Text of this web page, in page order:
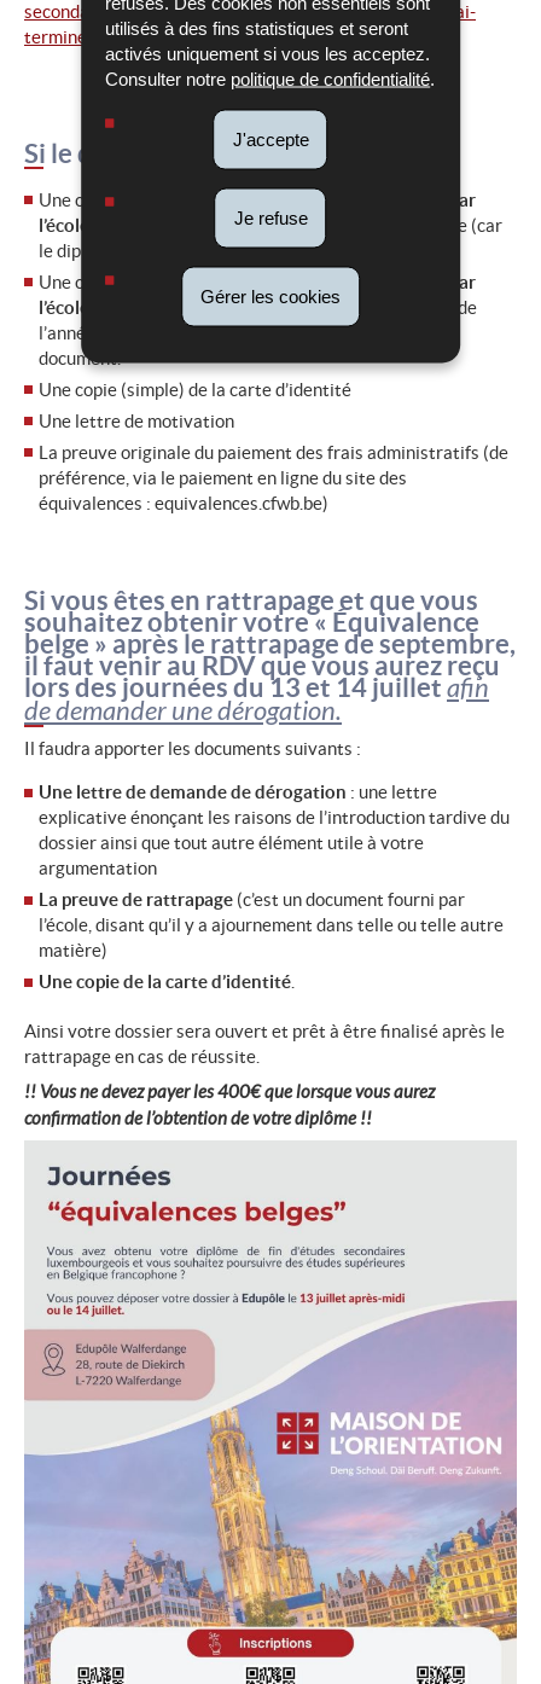
utilisés à des fins statistiques et seront
activés uniquement si vous les acceptez.
Consulter notre politique de confidentialité.
J'accepte
Je refuse
Gérer les cookies
secondaires/equivalence/demander-une-equivalence/jai-
termine-mes-etudes-secondaires/luxembourg
Si le diplôme est un BAC français :
Une copie certifiée conforme par la commune ( !
pas par
l’école
!) du diplôme SAUF pour les diplômés de l’année (car
le diplôme n’est en principe pas encore disponible)
Une copie certifiée conforme par la commune ( !
pas par
l’école
!) du relevé de notes. A noter que les diplômés de
l’année 2025 peuvent fournir une copie simple de ce
document.
Une copie (simple) de la carte d’identité
Une lettre de motivation
La preuve originale du paiement des frais administratifs (de
préférence, via le paiement en ligne du site des
équivalences : equivalences.cfwb.be)
Si vous êtes en rattrapage et que vous
souhaitez obtenir votre « Équivalence
belge » après le rattrapage de septembre,
il faut venir au RDV que vous aurez reçu
lors des journées du 13 et 14 juillet afin
de demander une dérogation.
Il faudra apporter les documents suivants :
Une lettre de demande de dérogation : une lettre
explicative énonçant les raisons de l’introduction tardive du
dossier ainsi que tout autre élément utile à votre
argumentation
La preuve de rattrapage (c’est un document fourni par
l’école, disant qu’il y a ajournement dans telle ou telle autre
matière)
Une copie de la carte d’identité
Ainsi votre dossier sera ouvert et prêt à être finalisé après le
rattrapage en cas de réussite.
!! Vous ne devez payer les 400€ que lorsque vous aurez
confirmation de l’obtention de votre diplôme !!